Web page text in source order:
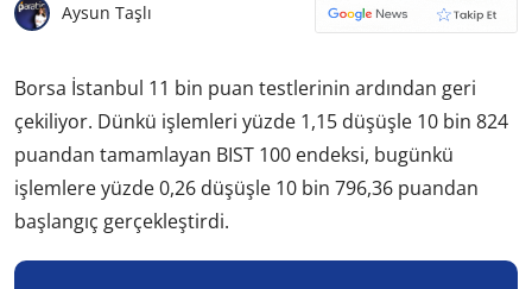
Aysun Taşlı
Borsa İstanbul 11 bin puan testlerinin ardından geri
çekiliyor. Dünkü işlemleri yüzde 1,15 düşüşle 10 bin 824
puandan tamamlayan BIST 100 endeksi, bugünkü
işlemlere yüzde 0,26 düşüşle 10 bin 796,36 puandan
başlangıç gerçekleştirdi.